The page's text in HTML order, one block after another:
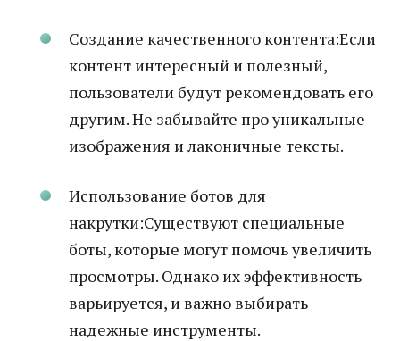
Создание качественного контента:Если
контент интересный и полезный,
пользователи будут рекомендовать его
другим. Не забывайте про уникальные
изображения и лаконичные тексты.
Использование ботов для
накрутки:Существуют специальные
боты, которые могут помочь увеличить
просмотры. Однако их эффективность
варьируется, и важно выбирать
надежные инструменты.